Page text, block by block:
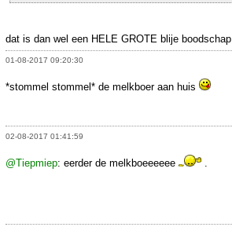
dat is dan wel een HELE GROTE blije boodschap
01-08-2017 09:20:30
*stommel stommel* de melkboer aan huis
02-08-2017 01:41:59
@Tiepmiep: eerder de melkboeeeeee